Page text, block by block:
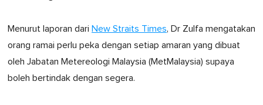
Menurut laporan dari New Straits Times, Dr Zulfa mengatakan
orang ramai perlu peka dengan setiap amaran yang dibuat
oleh Jabatan Metereologi Malaysia (MetMalaysia) supaya
boleh bertindak dengan segera.